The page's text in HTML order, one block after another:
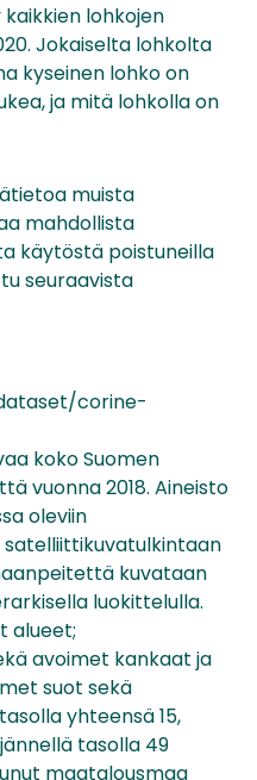
lohkojen
Jokaiselta lohkolta
kyseinen lohko on
ja mitä lohkolla on
muista
mahdollista
käytöstä poistuneilla
seuraavista
corine-
koko Suomen
vuonna 2018. Aineisto
oleviin
kuvataan
luokittelulla.
alueet;
avoimet kankaat ja
suot sekä
yhteensä 15,
tasolla 49
maatalousmaa